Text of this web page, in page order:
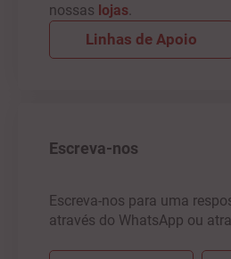
nossas lojas.
Linhas de Apoio
Escreva-nos
Escreva-nos para uma
através do WhatsApp ou